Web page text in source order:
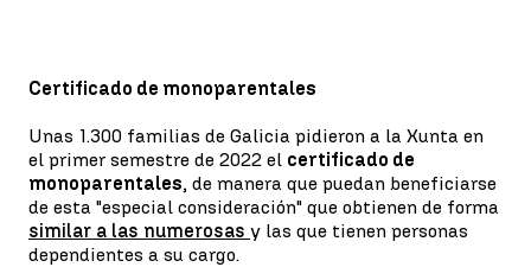
Certificado de monoparentales
Unas 1.300 familias de Galicia pidieron a la Xunta en
el primer semestre de 2022 el certificado de
monoparentales, de manera que puedan beneficiarse
de esta "especial consideración" que obtienen de forma
similar a las numerosas y las que tienen personas
dependientes a su cargo.